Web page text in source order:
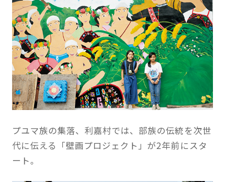
プユマ族の集落、利嘉村では、部族の伝統を次世
代に伝える「壁画プロジェクト」が2年前にスタ
ート。